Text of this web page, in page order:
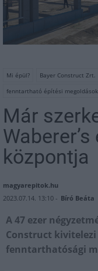
Mi épül? Bayer Construct Zrt.
fenntartható építési megoldások
Már
központja
magyarepitok.hu
2023.07.14. 13:10 - Bíró Beáta
A 47 ezer
Construct kivitelezi
fenntarthatósági